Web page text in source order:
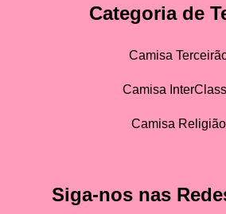
Categoria de
Camisa
Camisa
Camisa Religião
Siga-nos nas